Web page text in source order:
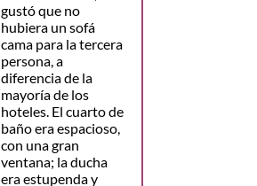
gustó que no
hubiera un sofá
cama para la tercera
persona, a
diferencia de la
mayoría de los
hoteles. El cuarto de
baño era espacioso,
con una gran
ventana; la ducha
era estupenda y